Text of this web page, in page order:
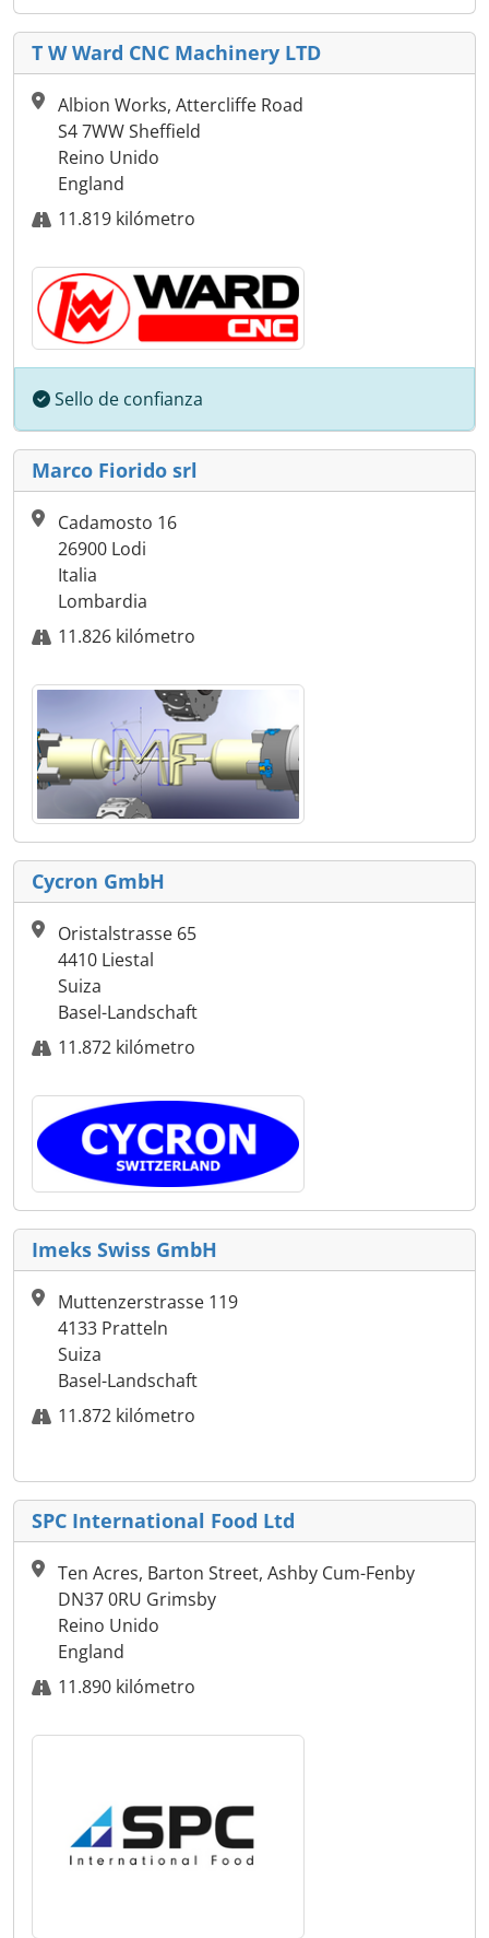
T W Ward CNC Machinery LTD
Albion Works, Attercliffe Road
S4 7WW Sheffield
Reino Unido
England
11.819 kilómetro
Sello de confianza
Marco Fiorido srl
Cadamosto 16
26900 Lodi
Italia
Lombardia
11.826 kilómetro
Cycron GmbH
Oristalstrasse 65
4410 Liestal
Suiza
Basel-Landschaft
11.872 kilómetro
Imeks Swiss GmbH
Muttenzerstrasse 119
4133 Pratteln
Suiza
Basel-Landschaft
11.872 kilómetro
SPC International Food Ltd
Ten Acres, Barton Street, Ashby Cum-Fenby
DN37 0RU Grimsby
Reino Unido
England
11.890 kilómetro